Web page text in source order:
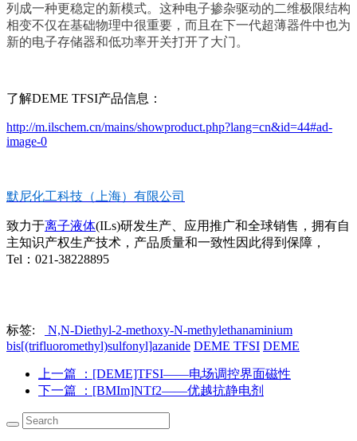
列成一种更稳定的新模式。这种电子掺杂驱动的二维极限结构
相变不仅在基础物理中很重要，而且在下一代超薄器件中也为
新的电子存储器和低功率开关打开了大门。
了解DEME TFSI产品信息：
http://m.ilschem.cn/mains/showproduct.php?lang=cn&id=44#ad-
image-0
默尼化工科技（上海）有限公司
致力于离子液体(ILs)研发生产、应用推广和全球销售，拥有自
主知识产权生产技术，产品质量和一致性因此得到保障，
Tel：021-38228895
标签:
N,N-Diethyl-2-methoxy-N-methylethanaminium
bis[(trifluoromethyl)sulfonyl]azanide DEME TFSI DEME
上一篇
：[DEME]TFSI——电场调控界面磁性
下一篇
：[BMIm]NTf2——优越抗静电剂